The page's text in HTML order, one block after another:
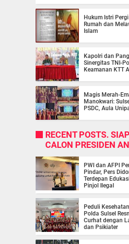
Hukum Istri
Rumah dan
Islam
Kapolri dan
Sinergitas TNI-
Keamanan KTT
Magis Merah-
Manokwari:
PSDC, Aula
RECENT POSTS.
CALON PRESIDEN
PWI dan AFPI
Pindar, Pers
Terdepan
Pinjol Ilegal
Peduli
Polda Sulsel
Curhat dengan
dan Psikiater